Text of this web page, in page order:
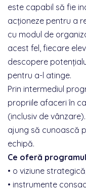
este capabil să fie
acţioneze pentru a
cu modul de
acest fel, fiecare
descopere
pentru a-l atinge.
Prin intermediul
propriile afaceri în
(inclusiv de
ajung să cunoască
echipă.
Ce oferă
• o viziune
• instrumente